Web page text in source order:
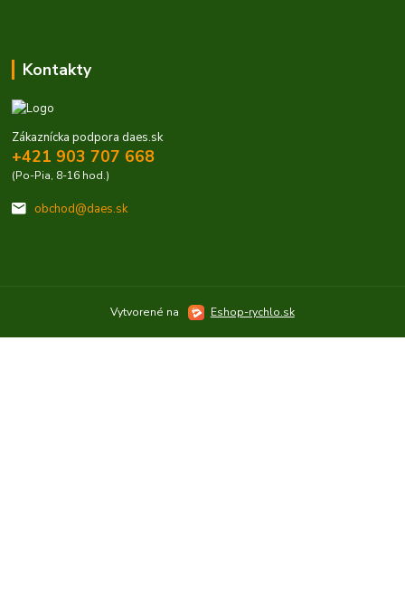
Kontakty
Zákaznícka podpora daes.sk
+421 903 707 668
(Po-Pia, 8-16 hod.)
obchod@daes.sk
Vytvorené na Eshop-rychlo.sk